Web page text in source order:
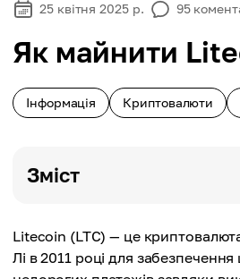
25 квітня 2025 р. 95
Як майнити
Інформація Криптовалюти
Зміст
Litecoin (LTC) — це
Лі в 2011 році для